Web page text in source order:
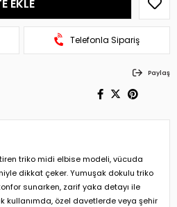
Telefonla Sipariş
Paylaş
triko midi elbise modeli, vücuda
dikkat çeker. Yumuşak dokulu triko
sunarken, zarif yaka detayı ile
kullanımda, özel davetlerde veya şehir